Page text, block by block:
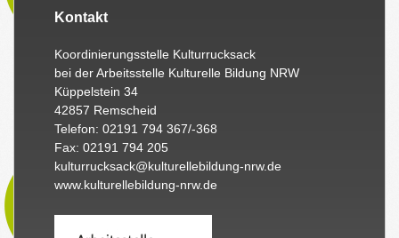
Kontakt
Koordinierungsstelle Kulturrucksack
bei der Arbeitsstelle Kulturelle Bildung NRW
Küppelstein 34
42857 Remscheid
Telefon: 02191 794 367/-368
Fax: 02191 794 205
kulturrucksack@kulturellebildung-nrw.de
www.kulturellebildung-nrw.de